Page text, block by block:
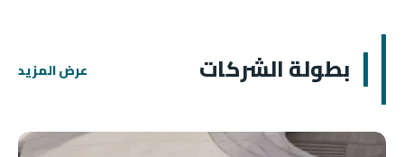
بطولة الشركات عرض المزيد